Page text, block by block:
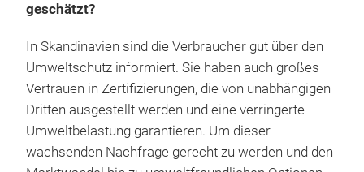
geschätzt?
In Skandinavien sind die Verbraucher gut über den
Umweltschutz informiert. Sie haben auch großes
Vertrauen in Zertifizierungen, die von unabhängigen
Dritten ausgestellt werden und eine verringerte
Umweltbelastung garantieren. Um dieser
wachsenden Nachfrage gerecht zu werden und den